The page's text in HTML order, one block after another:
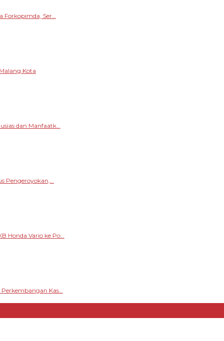
Forkopimda, Ser…
Kota
dan Manfaatk…
Pengeroyokan,…
Honda Vario ke Po…
Kas…